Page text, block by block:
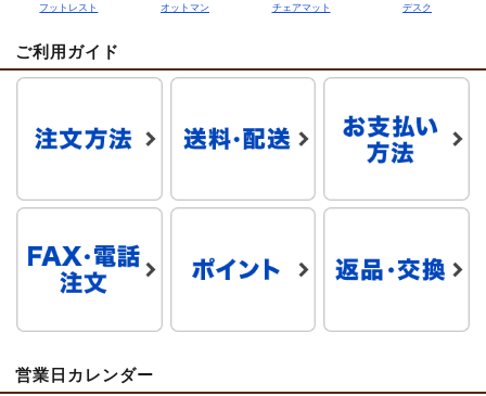
フットレスト オットマン チェアマット デスク
ご利用ガイド
営業日カレンダー